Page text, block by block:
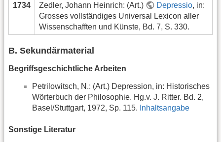
1734 Zedler, Johann Heinrich: (Art.) Depressio, in:
Grosses vollständiges Universal Lexicon aller
Wissenschafften und Künste, Bd. 7, S. 330.
B. Sekundärmaterial
Begriffsgeschichtliche Arbeiten
Petrilowitsch, N.: (Art.) Depression, in: Historisches
Wörterbuch der Philosophie. Hg.v. J. Ritter. Bd. 2,
Basel/Stuttgart, 1972, Sp. 115. Inhaltsangabe
Sonstige Literatur